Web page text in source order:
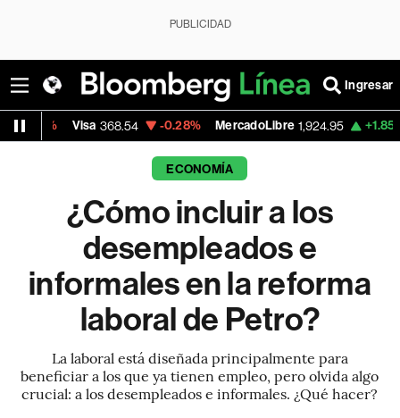
PUBLICIDAD
Ingresar
368.54 -0.28% MercadoLibre 1,924.95 +1.85% Banco
ECONOMÍA
¿Cómo incluir a los
desempleados e
informales en la reforma
laboral de Petro?
La laboral está diseñada principalmente para
beneficiar a los que ya tienen empleo, pero olvida algo
crucial: a los desempleados e informales. ¿Qué hacer?